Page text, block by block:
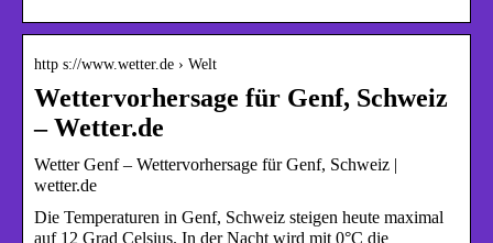
http s://www.wetter.de › Welt
Wettervorhersage für Genf, Schweiz
– Wetter.de
Wetter Genf – Wettervorhersage für Genf, Schweiz |
wetter.de
Die Temperaturen in Genf, Schweiz steigen heute maximal
auf 12 Grad Celsius. In der Nacht wird mit 0°C die